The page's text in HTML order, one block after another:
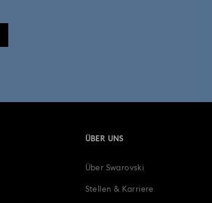
ÜBER UNS
Über Swarovski
Stellen & Karriere